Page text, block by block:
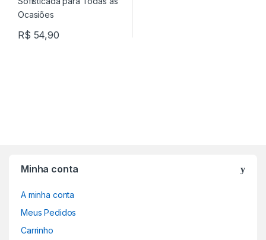
R$ 54,90
Minha conta
A minha conta
Meus Pedidos
Carrinho